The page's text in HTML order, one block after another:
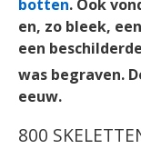
botten. Ook
en, zo bleek,
een
was begraven.
eeuw.
800